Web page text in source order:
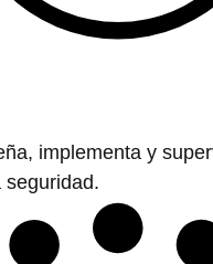
implementa y
seguridad.